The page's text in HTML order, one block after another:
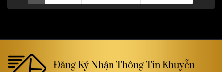
Đăng Ký Nhận Thông Tin Khuyễn